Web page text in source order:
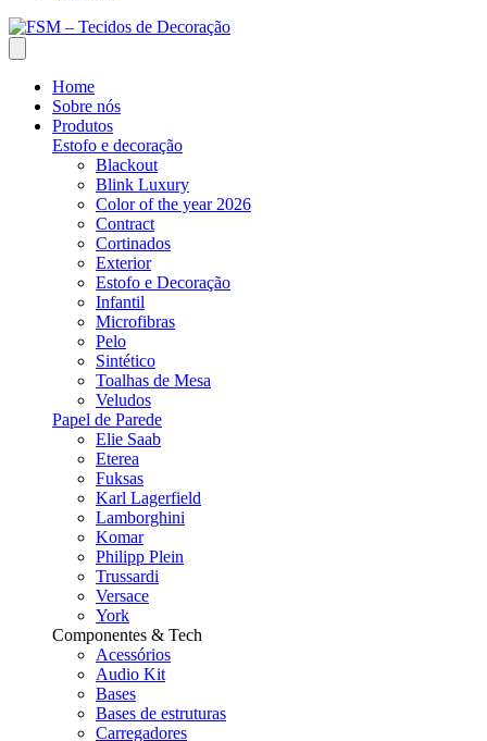
Home
Sobre nós
Produtos
Estofo e decoração
Blackout
Blink Luxury
Color of the year 2026
Contract
Cortinados
Exterior
Estofo e Decoração
Infantil
Microfibras
Pelo
Sintético
Toalhas de Mesa
Veludos
Papel de Parede
Elie Saab
Eterea
Fuksas
Karl Lagerfield
Lamborghini
Komar
Philipp Plein
Trussardi
Versace
York
Componentes & Tech
Acessórios
Audio Kit
Bases
Bases de estruturas
Carregadores